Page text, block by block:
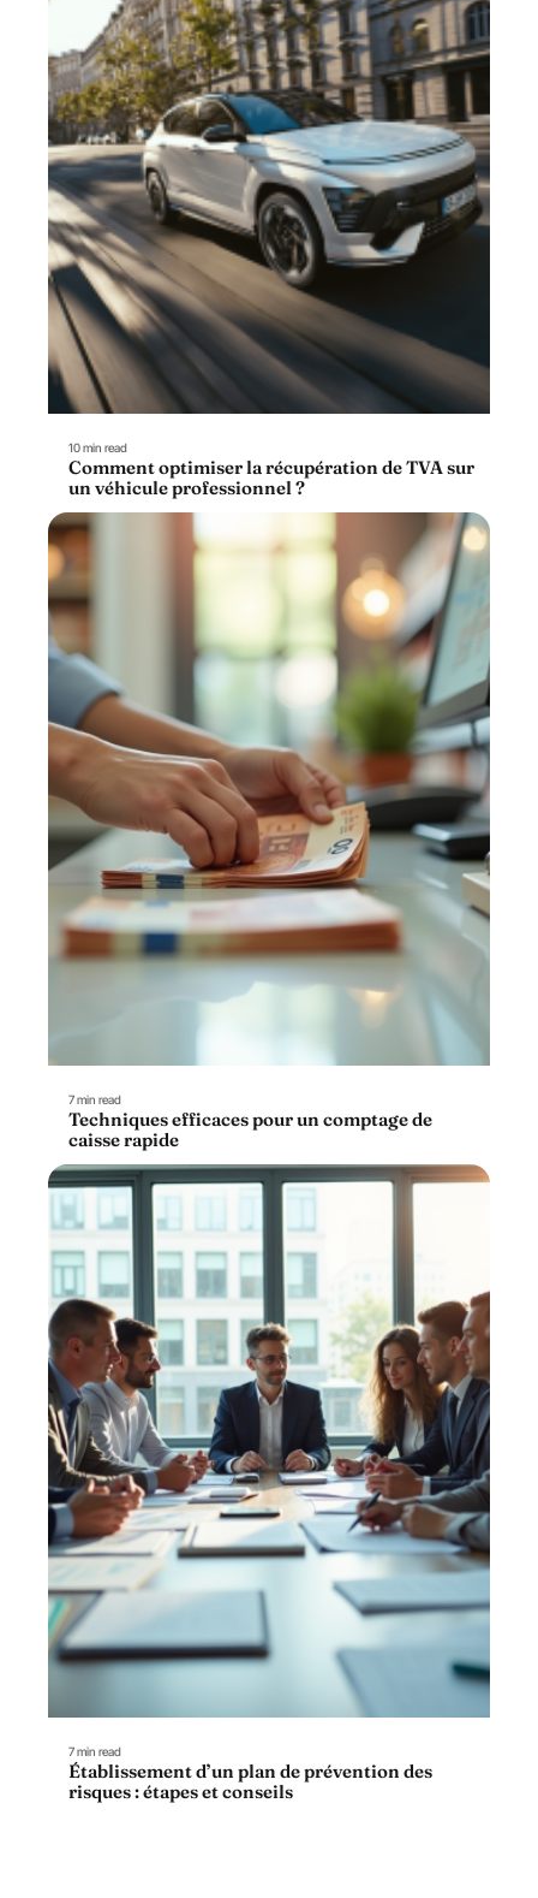
10 min read
Comment optimiser la récupération de TVA sur
un véhicule professionnel ?
7 min read
Techniques efficaces pour un comptage de
caisse rapide
7 min read
Établissement d’un plan de prévention des
risques : étapes et conseils